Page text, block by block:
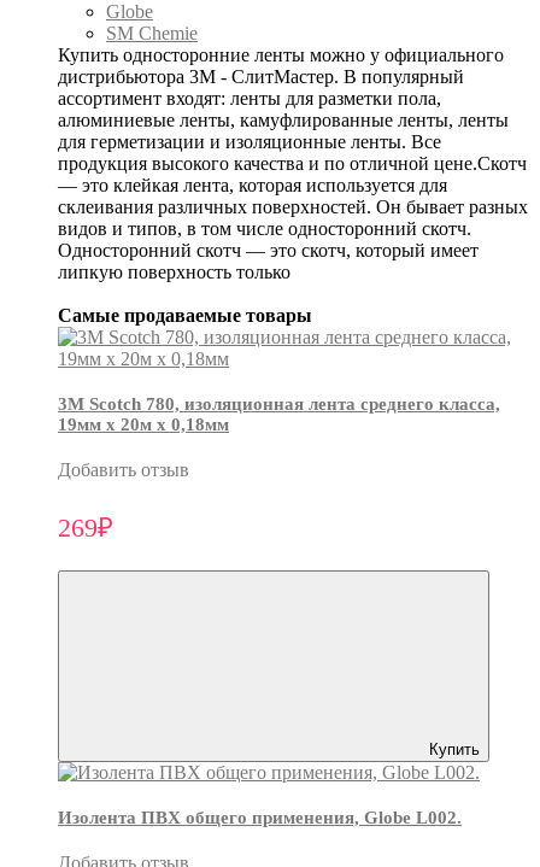
Globe
SM Chemie
Купить односторонние ленты можно у официального
дистрибьютора 3М - СлитМастер. В популярный
ассортимент входят: ленты для разметки пола,
алюминиевые ленты, камуфлированные ленты, ленты
для герметизации и изоляционные ленты. Все
продукция высокого качества и по отличной цене.Скотч
— это клейкая лента, которая используется для
склеивания различных поверхностей. Он бывает разных
видов и типов, в том числе односторонний скотч.
Односторонний скотч — это скотч, который имеет
липкую поверхность только
Самые продаваемые товары
3М Scotch 780, изоляционная лента среднего класса,
19мм х 20м х 0,18мм
Добавить отзыв
269₽
Купить
Изолента ПВХ общего применения, Globe L002.
Добавить отзыв